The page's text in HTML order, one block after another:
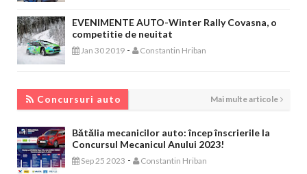
EVENIMENTE AUTO-Winter Rally Covasna, o
competitie de neuitat
Jan 30 2019 - Constantin Hriban
Concursuri auto Mai multe articole
Bătălia mecanicilor auto: încep înscrierile la
Concursul Mecanicul Anului 2023!
Sep 25 2023 - Constantin Hriban